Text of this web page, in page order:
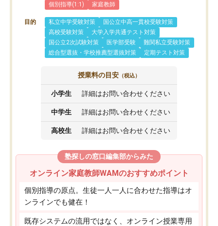
個別指導(1:1)
家庭教師
目的 私立中学受験対策
国公立中高一貫校受験対策
高校受験対策
大学入学共通テスト対策
国公立2次試験対策
医学部受験
難関私立受験対策
総合型選抜・学校推薦型選抜対策
定期テスト対策
授業料の目安 （税込）
小学生 詳細はお問い合わせください
中学生 詳細はお問い合わせください
高校生 詳細はお問い合わせください
塾探しの窓口編集部からみた
オンライン家庭教師WAMのおすすめポイント
個別指導の原点。生徒一人一人に合わせた指導はオ
ンラインでも健在！
既存システムの流用ではなく、オンライン授業専用